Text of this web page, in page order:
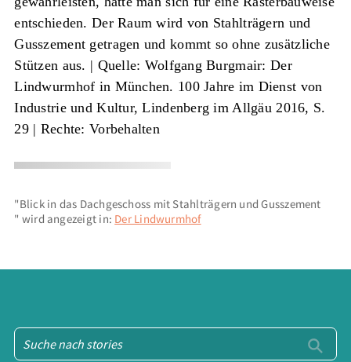
entschieden. Der Raum wird von Stahlträgern und
Gusszement getragen und kommt so ohne zusätzliche
Stützen aus. | Quelle: Wolfgang Burgmair: Der
Lindwurmhof in München. 100 Jahre im Dienst von
Industrie und Kultur, Lindenberg im Allgäu 2016, S.
29| Rechte: Vorbehalten
"Blick in das Dachgeschoss mit Stahlträgern und Gusszement
" wird angezeigt in: Der Lindwurmhof